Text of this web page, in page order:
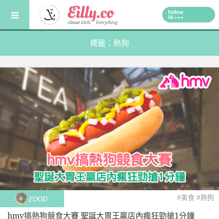
content
標籤：熱狗
FOOD #美食 #熱狗
hmv搞熱狗競食大賽 聖誕大胃王贏店內瘋狂勁搶1分鐘